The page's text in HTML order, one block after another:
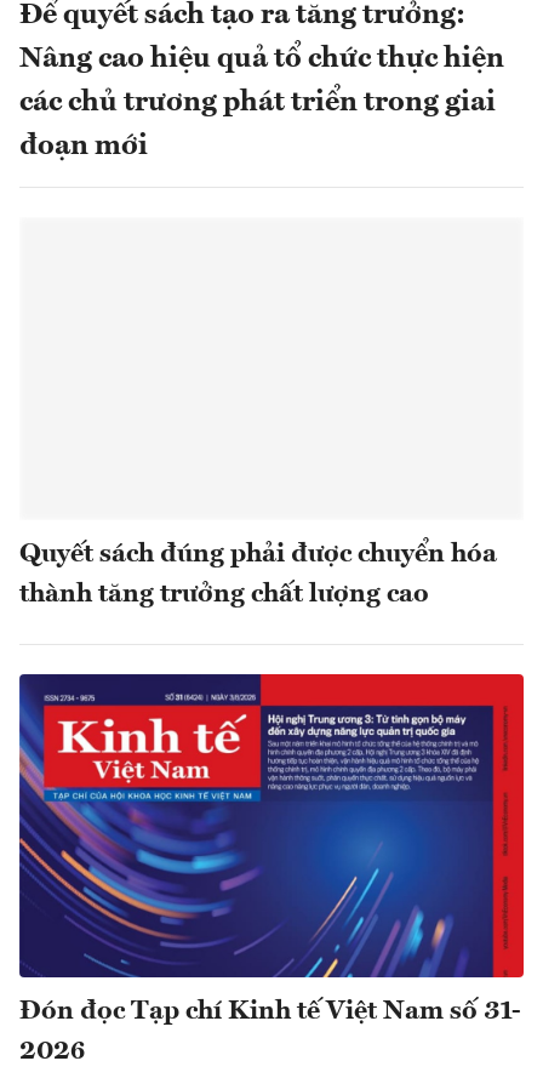
Để quyết sách tạo ra tăng trưởng:
Nâng cao hiệu quả tổ chức thực hiện
các chủ trương phát triển trong giai
đoạn mới
Quyết sách đúng phải được chuyển hóa
thành tăng trưởng chất lượng cao
Đón đọc Tạp chí Kinh tế Việt Nam số 31-
2026